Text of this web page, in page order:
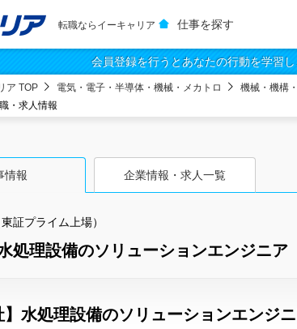
転職ならイーキャリア 仕事を探す
会員登録を行うとあなたの行動を学習
ア TOP 電気・電子・半導体・機械・メカトロ 機械・機構
・求人情報
情報 企業情報・求人一覧
証プライム上場）
処理設備のソリューションエンジニア
】水処理設備のソリューションエンジ